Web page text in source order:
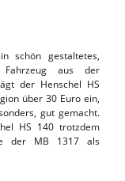
schön gestaltetes,
Fahrzeug aus der
der Henschel HS
über 30 Euro ein,
gut gemacht.
HS 140 trotzdem
der MB 1317 als